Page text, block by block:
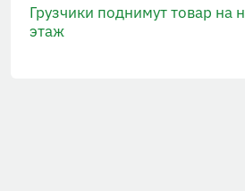
Грузчики поднимут товар на
этаж